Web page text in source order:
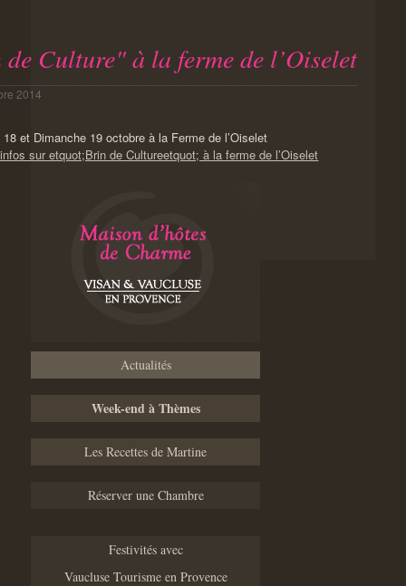
Culture" à la ferme de l’Oiselet
2014
et Dimanche 19 octobre à la Ferme de l’Oiselet
sur etquot;Brin de Cultureetquot; à la ferme de l’Oiselet
Actualités
Week-end à Thèmes
Les Recettes de Martine
Réserver une Chambre
Festivités avec
Vaucluse Tourisme en Provence